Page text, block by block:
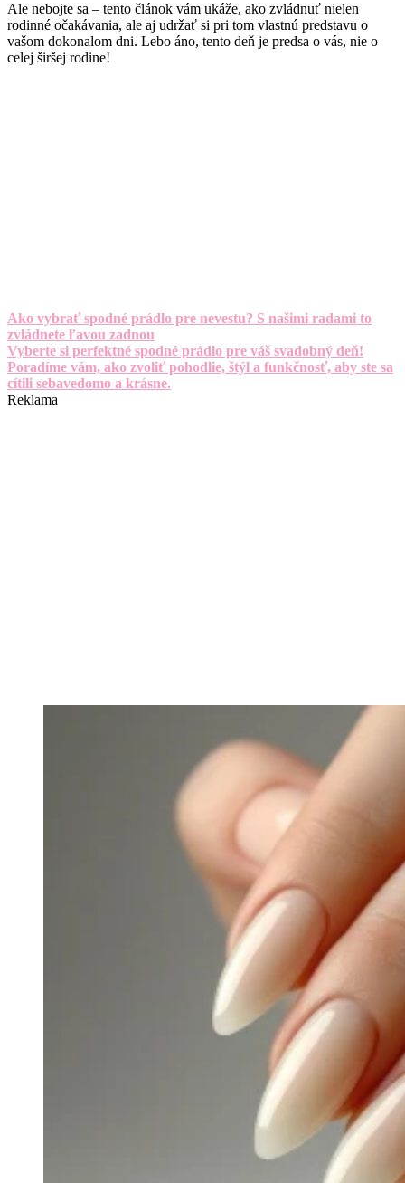
Ale nebojte sa – tento článok vám ukáže, ako zvládnuť nielen
rodinné očakávania, ale aj udržať si pri tom vlastnú predstavu o
vašom dokonalom dni. Lebo áno, tento deň je predsa o vás, nie o
celej širšej rodine!
Ako vybrať spodné prádlo pre nevestu? S našimi radami to
zvládnete ľavou zadnou
Vyberte si perfektné spodné prádlo pre váš svadobný deň!
Poradíme vám, ako zvoliť pohodlie, štýl a funkčnosť, aby ste sa
cítili sebavedomo a krásne.
Reklama